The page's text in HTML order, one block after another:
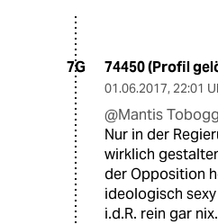
7G 74450 (Profil
01.06.2017, 22:01
@Mantis
Nur in der
wirklich
der Opposition
ideologisch
i.d.R. rein gar nix.